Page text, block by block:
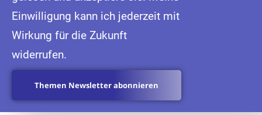
Einwilligung kann ich jederzeit mit
Wirkung für die Zukunft
widerrufen.
Themen Newsletter abonnieren